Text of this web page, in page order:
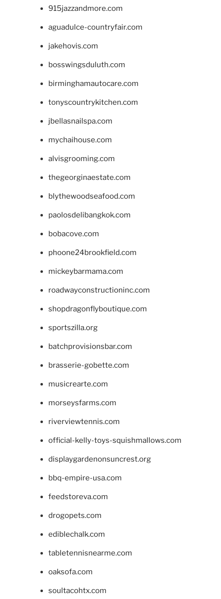
915jazzandmore.com
aguadulce-countryfair.com
jakehovis.com
bosswingsduluth.com
birminghamautocare.com
tonyscountrykitchen.com
jbellasnailspa.com
mychaihouse.com
alvisgrooming.com
thegeorginaestate.com
blythewoodseafood.com
paolosdelibangkok.com
bobacove.com
phoone24brookfield.com
mickeybarmama.com
roadwayconstructioninc.com
shopdragonflyboutique.com
sportszilla.org
batchprovisionsbar.com
brasserie-gobette.com
musicrearte.com
morseysfarms.com
riverviewtennis.com
official-kelly-toys-squishmallows.com
displaygardenonsuncrest.org
bbq-empire-usa.com
feedstoreva.com
drogopets.com
ediblechalk.com
tabletennisnearme.com
oaksofa.com
soultacohtx.com